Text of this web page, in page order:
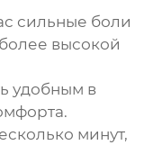
сильные боли
высокой
удобным в
минут,